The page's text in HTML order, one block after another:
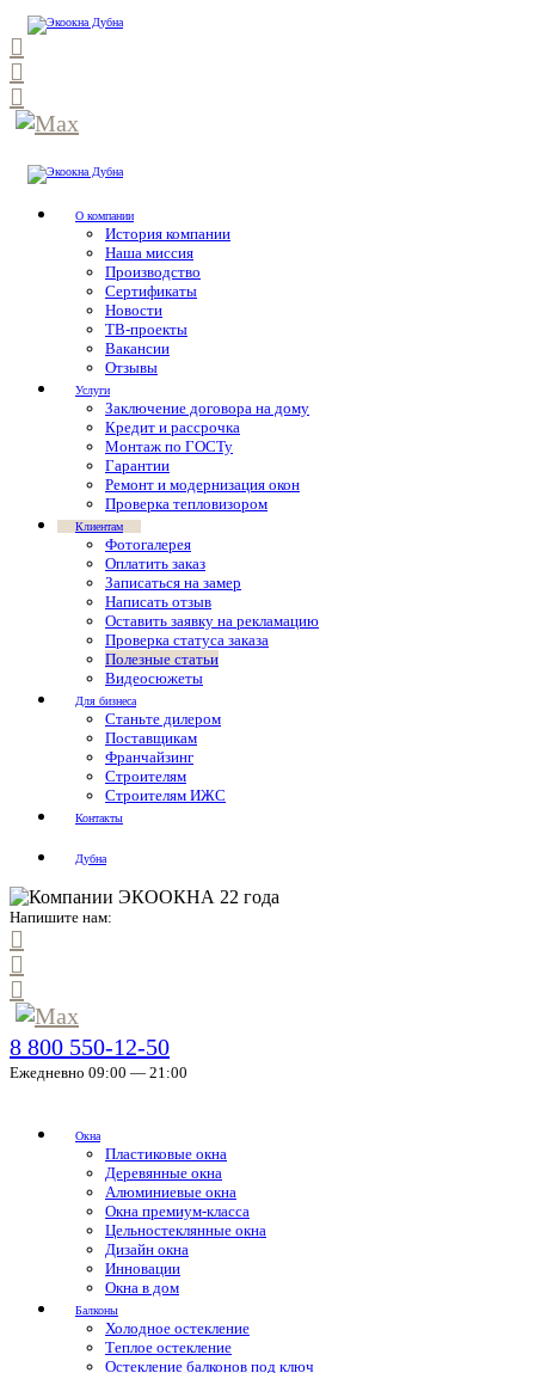
О компании
История компании
Наша миссия
Производство
Сертификаты
Новости
ТВ-проекты
Вакансии
Отзывы
Услуги
Заключение договора на дому
Кредит и рассрочка
Монтаж по ГОСТу
Гарантии
Ремонт и модернизация окон
Проверка тепловизором
Клиентам
Фотогалерея
Оплатить заказ
Записаться на замер
Написать отзыв
Оставить заявку на рекламацию
Проверка статуса заказа
Полезные статьи
Видеосюжеты
Для бизнеса
Станьте дилером
Поставщикам
Франчайзинг
Строителям
Строителям ИЖС
Контакты
Дубна
Напишите нам:
8 800 550-12-50
Ежедневно 09:00 — 21:00
Окна
Пластиковые окна
Деревянные окна
Алюминиевые окна
Окна премиум-класса
Цельностеклянные окна
Дизайн окна
Инновации
Окна в дом
Балконы
Холодное остекление
Теплое остекление
Остекление балконов под ключ